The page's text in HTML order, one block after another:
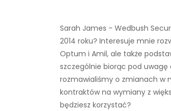
Sarah James - Wedbush
2014 roku? Interesuje mnie
Optum i Amil, ale także
szczególnie biorąc pod
rozmawialiśmy o zmianach w
kontraktów na wymiany z
będziesz korzystać?